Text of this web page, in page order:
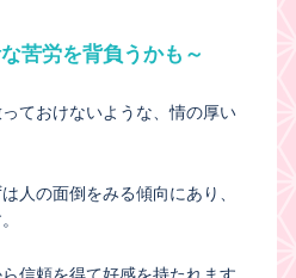
苦労を背負うかも～
ておけないような、情の厚い
人の面倒をみる傾向にあり、